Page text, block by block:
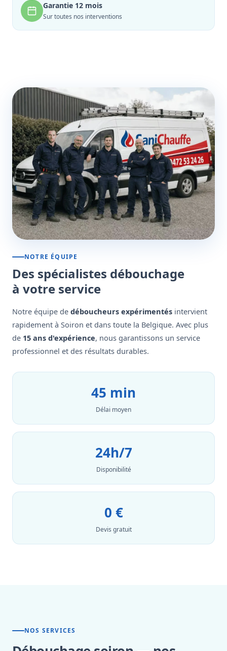
Garantie 12 mois
Sur toutes nos interventions
NOTRE ÉQUIPE
Des spécialistes débouchage
à votre service
Notre équipe de déboucheurs expérimentés intervient
rapidement à Soiron et dans toute la Belgique. Avec plus
de 15 ans d'expérience, nous garantissons un service
professionnel et des résultats durables.
45 min
Délai moyen
24h/7
Disponibilité
0 €
Devis gratuit
NOS SERVICES